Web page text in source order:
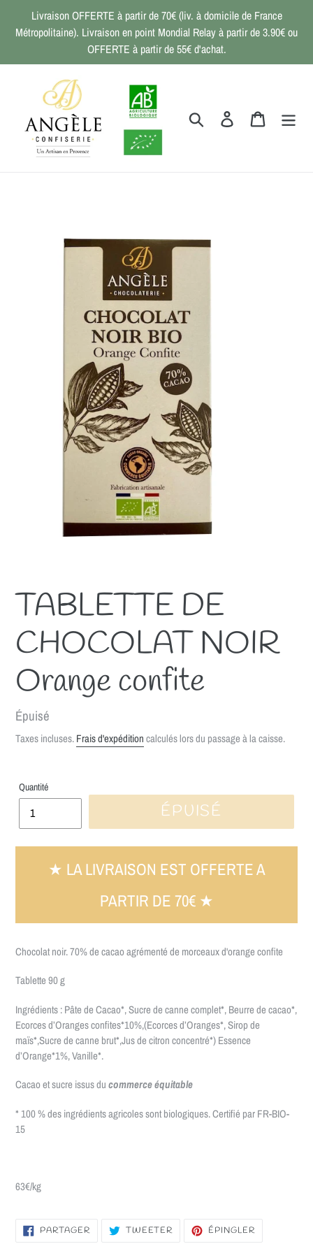
contenu
Livraison OFFERTE à partir de 70€ (liv. à domicile de France
Métropolitaine). Livraison en point Mondial Relay à partir de 3.90€ ou
OFFERTE à partir de 55€ d'achat.
RechercherSe connecter
Panier
TABLETTE DE
CHOCOLAT NOIR
Orange confite
Prix
normal
Épuisé
Taxes incluses.Frais d'expéditioncalculés lors du passage à la caisse.
Quantité
ÉPUISÉ
Chocolat noir. 70% de cacao agrémenté de morceaux d'orange confite
Tablette 90 g
Ingrédients : Pâte de Cacao*, Sucre de canne complet*, Beurre de cacao*,
Ecorces d’Oranges confites*10%,(Ecorces d’Oranges*, Sirop de
maïs*,Sucre de canne brut*,Jus de citron concentré*) Essence
d’Orange*1%, Vanille*.
Cacao et sucre issus ducommerce équitable
* 100 % des ingrédients agricoles sont biologiques. Certifié par FR-BIO-
15
63€/kg
PARTAGERPARTAGER
SUR
TWEETER TWEETERÉPINGLER